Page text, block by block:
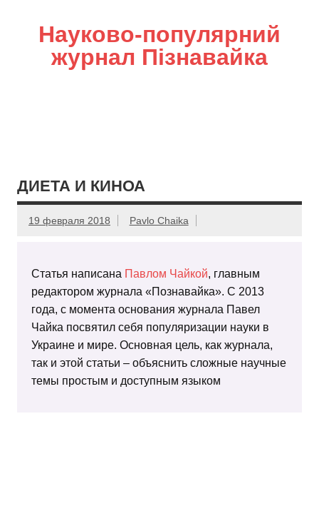
Науково-популярний
журнал Пізнавайка
ДИЕТА И КИНОА
19 февраля 2018 Pavlo Chaika
Статья написана Павлом Чайкой, главным
редактором журнала «Познавайка». С 2013
года, с момента основания журнала Павел
Чайка посвятил себя популяризации науки в
Украине и мире. Основная цель, как журнала,
так и этой статьи – объяснить сложные научные
темы простым и доступным языком